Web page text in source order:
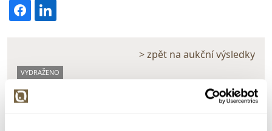
> zpět na aukční výsledky
VYDRAŽENO
Ladislav Leitgeb